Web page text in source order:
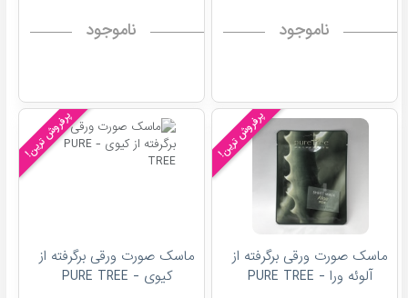
ناموجود ناموجود
پرفروش ترین!
ماسک صورت ورقی برگرفته از
آلوئه ورا - PURE TREE
پرفروش ترین!
ماسک صورت ورقی برگرفته از
کیوی - PURE TREE